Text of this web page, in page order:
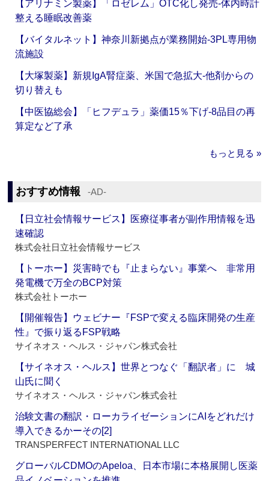
【アリナミン製薬】「ロゼレム」OTC化し発売‐体内時計
整える睡眠改善薬
【バイタルネット】神奈川新拠点が業務開始‐3PL専用物
流施設
【大塚製薬】新規IgA腎症薬、米国で急拡大‐他剤からの
切り替えも
【中医協総会】「ヒフデュラ」薬価15％下げ‐8品目の再
算定など了承
もっと見る »
おすすめ情報 ‐AD‐
【日立社会情報サービス】医療従事者が副作用情報を迅
速確認
株式会社日立社会情報サービス
【トーホー】災害時でも『止まらない』事業へ 非常用
発電機で万全のBCP対策
株式会社トーホー
【開催報告】ウェビナー『FSPで変える臨床開発の生産
性』で振り返るFSP戦略
サイネオス・ヘルス・ジャパン株式会社
【サイネオス・ヘルス】世界とつなぐ「翻訳者」に 城
山氏に聞く
サイネオス・ヘルス・ジャパン株式会社
治験文書の翻訳・ローカライゼーションにAIをどれだけ
導入できるかーその[2]
TRANSPERFECT INTERNATIONAL LLC
グローバルCDMOのApeloa、日本市場に本格展開し医薬